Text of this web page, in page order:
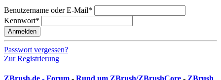
Benutzername oder E-Mail*
Kennwort*
Anmelden
Passwort vergessen?
Zur Registrierung
ZBrush.de - Forum - Rund um ZBrush/ZBrushCore - ZBrush